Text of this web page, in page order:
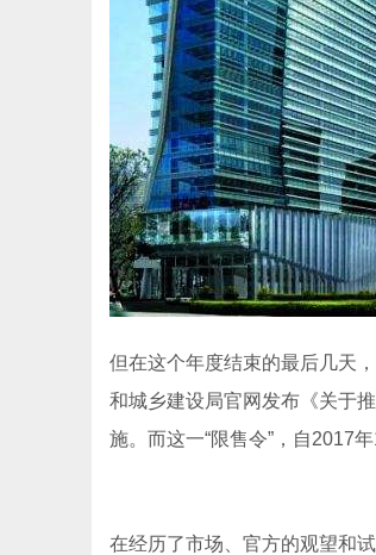
但在这个年度结束的最后几天
和城乡建设局官网发布《关于
施。而这一“限售令”，自2017
在经历了市场、官方的观望和